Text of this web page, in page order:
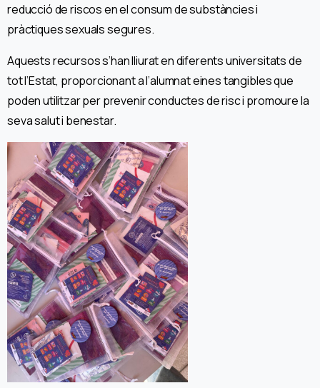
reducció de riscos en el consum de substàncies i
pràctiques sexuals segures.
Aquests recursos s’han lliurat en diferents universitats de
tot l’Estat, proporcionant a l’alumnat eines tangibles que
poden utilitzar per prevenir conductes de risc i promoure la
seva salut i benestar.